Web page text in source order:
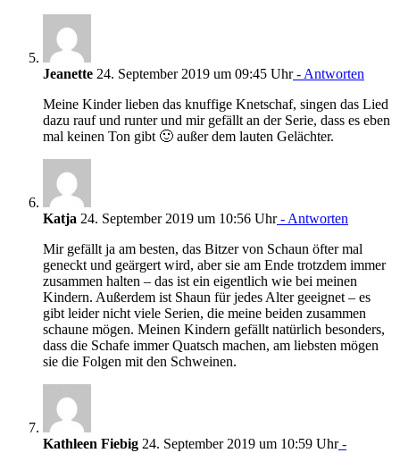
Jeanette 24. September 2019 um 09:45 Uhr- Antworten
Meine Kinder lieben das knuffige Knetschaf, singen das Lied
dazu rauf und runter und mir gefällt an der Serie, dass es eben
mal keinen Ton gibt 🙂 außer dem lauten Gelächter.
Katja 24. September 2019 um 10:56 Uhr- Antworten
Mir gefällt ja am besten, das Bitzer von Schaun öfter mal
geneckt und geärgert wird, aber sie am Ende trotzdem immer
zusammen halten – das ist ein eigentlich wie bei meinen
Kindern. Außerdem ist Shaun für jedes Alter geeignet – es
gibt leider nicht viele Serien, die meine beiden zusammen
schaune mögen. Meinen Kindern gefällt natürlich besonders,
dass die Schafe immer Quatsch machen, am liebsten mögen
sie die Folgen mit den Schweinen.
Kathleen Fiebig 24. September 2019 um 10:59 Uhr-